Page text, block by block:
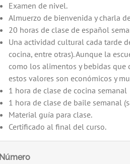
Examen de nivel.
Almuerzo de bienvenida y charla
20 horas de clase de español
Una actividad cultural cada tarde
cocina, entre otras). Aunque la
como los alimentos y bebidas
estos valores son económicos y
1 hora de clase de cocina semanal
1 hora de clase de baile semanal
Material guía para clase.
Certificado al final del curso.
Número